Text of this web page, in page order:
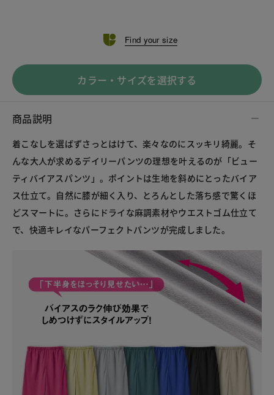
Find your size
カラー・サイズを選択する
商品説明
着こなしを選ばずさっとはけて、楽々なのにスッキリ綺麗。そ
んな大人が求めるデイリーパンツの理想を叶えるのが「ビュー
ティバイアスパンツ」。ポイントは生地を斜めにとったバイア
ス仕立て。自然に膝が細く入り、とろんとした落ち感で驚くほ
どスマートに。さらにドライな麻調素材やウエストゴム仕立て
で、快適キレイなパーフェクトパンツが完成しました。